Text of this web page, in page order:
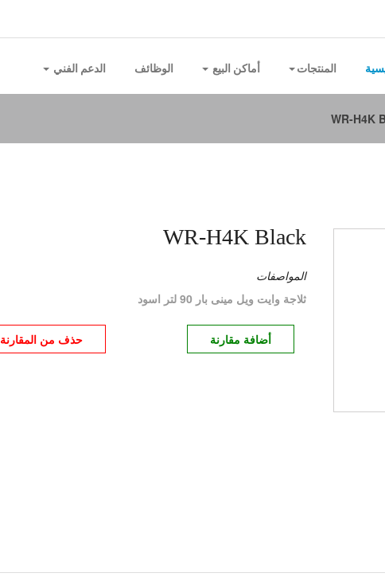
المنتجات أماكن البيع الوظائف الدعم الفني
WR-H4K
WR-H4K Black
المواصفات
ثلاجة وايت ويل مينى بار 90 لتر اسود
أضافة مقارنة حذف من المقارنة